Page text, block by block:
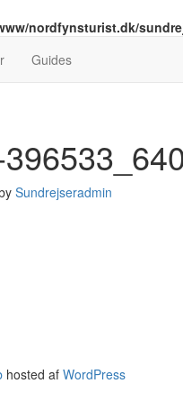
nordfynsturist.dk/
Guides
Sundrejseradmin
hosted af WordPress